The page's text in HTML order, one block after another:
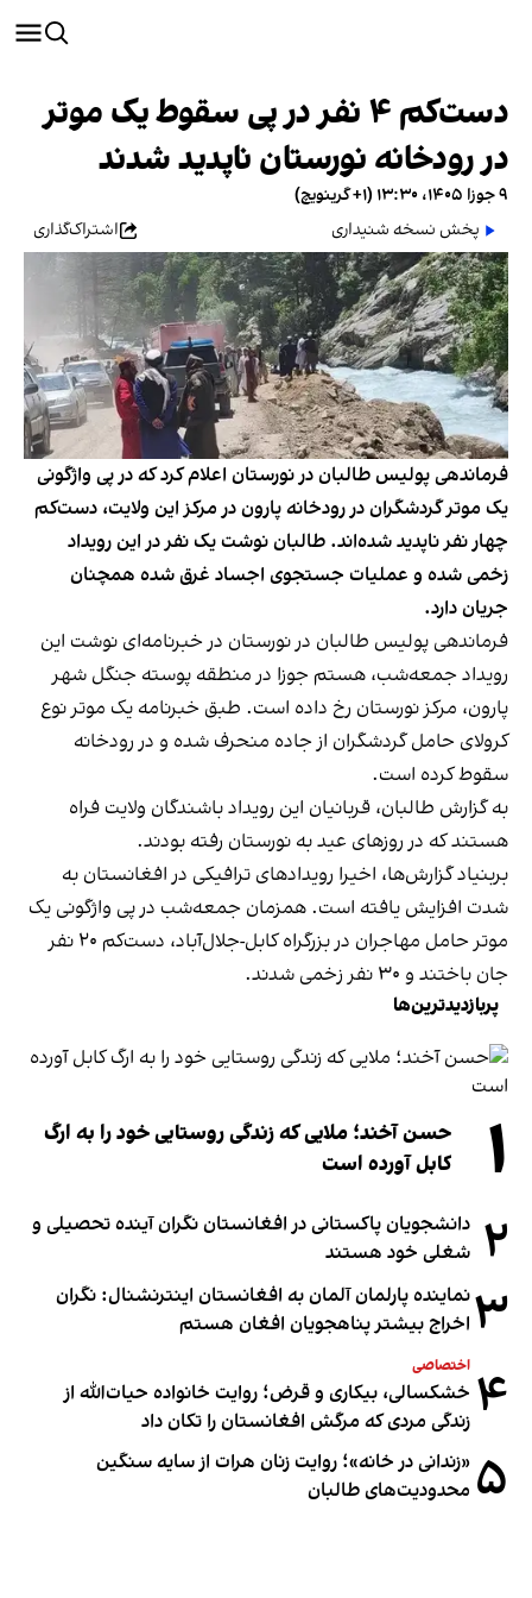
دست‌کم ۴ نفر در پی سقوط یک موتر
در رودخانه نورستان ناپدید شدند
۹ جوزا ۱۴۰۵، ۱۳:۳۰ (‎+۱ گرینویچ)
پخش نسخه شنیداری
اشتراک‌گذاری
فرماندهی پولیس طالبان در نورستان اعلام کرد که در پی واژگونی
یک موتر گردشگران در رودخانه پارون در مرکز این ولایت، دست‌کم
چهار نفر ناپدید شده‌اند. طالبان نوشت یک نفر در این رویداد
زخمی شده و عملیات جستجوی اجساد غرق شده همچنان
جریان دارد.
فرماندهی پولیس طالبان در نورستان در خبرنامه‌ای نوشت این
رویداد جمعه‌شب، هستم جوزا در منطقه پوسته جنگل شهر
پارون، مرکز نورستان رخ داده است. طبق خبرنامه یک موتر نوع
کرولای حامل گردشگران از جاده منحرف شده و در رودخانه
سقوط کرده است.
به گزارش طالبان، قربانیان این رویداد باشندگان ولایت فراه
هستند که در روزهای عید به نورستان رفته بودند.
بربنیاد گزارش‌ها، اخیرا رویدادهای ترافیکی در افغانستان به
شدت افزایش یافته است. همزمان جمعه‌شب در پی واژگونی یک
موتر حامل مهاجران در بزرگراه کابل-جلال‌آباد، دست‌کم ۲۰ نفر
جان باختند و ۳۰ نفر زخمی شدند.
پربازدیدترین‌ها
۱
حسن آخند؛ ملایی که زندگی روستایی خود را به ارگ
کابل آورده است
۲ دانشجویان پاکستانی در افغانستان نگران آینده تحصیلی و
شغلی خود هستند
۳نماینده پارلمان آلمان به افغانستان اینترنشنال: نگران
اخراج بیشتر پناهجویان افغان هستم
۴ اختصاصی
خشکسالی، بیکاری و قرض؛ روایت خانواده حیات‌الله از
زندگی مردی که مرگش افغانستان را تکان داد
۵ «زندانی در خانه»؛ روایت زنان هرات از سایه سنگین
محدودیت‌های طالبان